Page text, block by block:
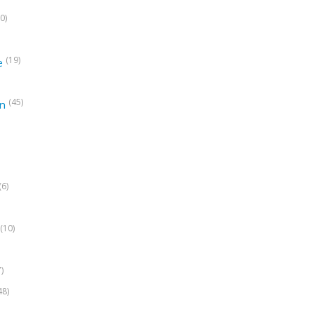
(19)
(45)
(10)